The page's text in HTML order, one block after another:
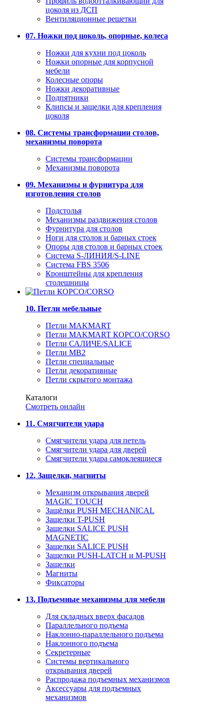
цоколя из ДСП
Вентиляционные решетки
07. Ножки под цоколь, опорные, колеса
Ножки для кухни под цоколь
Ножки опорные для корпусной
мебели
Колесные опоры
Ножки декоративные
Подпятники
Клипсы и защелки для крепления
цоколя
08. Системы трансформации столов,
механизмы поворота
Системы трансформации
Механизмы поворота
09. Механизмы и фурнитура для
изготовления столов
Подстолья
Механизмы раздвижения столов
Фурнитура для столов
Ноги для столов и барных стоек
Опоры для столов и барных стоек
Система S-ЛИНИЯ/S-LINE
Система FBS 3506
Кронштейны для крепления
столешницы
10. Петли мебельные
Петли MAKMART
Петли MAKMART КОРСО/CORSO
Петли САЛИЧЕ/SALICE
Петли MB2
Петли специальные
Петли декоративные
Петли скрытого монтажа
Каталоги
Смотреть онлайн
11. Смягчители удара
Смягчители удара для петель
Смягчители удара для дверей
Cмягчители удара самоклеящиеся
12. Защелки, магниты
Механизм открывания дверей
MAGIC TOUCH
Защёлки PUSH MECHANICAL
Защелки T-PUSH
Защелки SALICE PUSH
MAGNETIC
Защелки SALICE PUSH
Защелки PUSH-LATCH и M-PUSH
Защелки
Магниты
Фиксаторы
13. Подъемные механизмы для мебели
Для складных вверх фасадов
Параллельного подъема
Наклонно-параллельного подъема
Наклонного подъема
Секретерные
Системы вертикального
открывания дверей
Распродажа подъемных механизмов
Аксессуары для подъемных
механизмов